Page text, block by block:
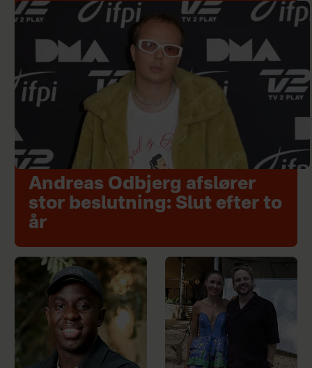
Andreas Odbjerg afslører
stor beslutning: Slut efter to
år